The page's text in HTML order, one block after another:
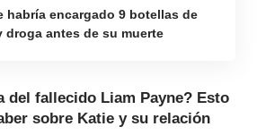
habría encargado 9 botellas de
droga antes de su muerte
del fallecido Liam Payne? Esto
sobre Katie y su relación